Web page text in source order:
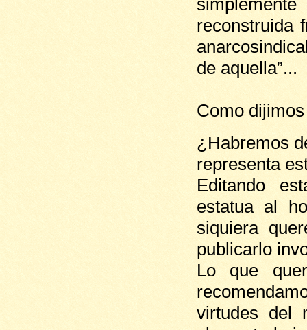
reconstruida
de
Como
¿Habremos
representa
Editando
estatua al
siquiera
publicarlo
Lo que
virtudes del